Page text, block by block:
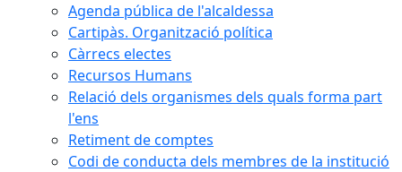
Agenda pública de l'alcaldessa
Cartipàs. Organització política
Càrrecs electes
Recursos Humans
Relació dels organismes dels quals forma part
l'ens
Retiment de comptes
Codi de conducta dels membres de la institució